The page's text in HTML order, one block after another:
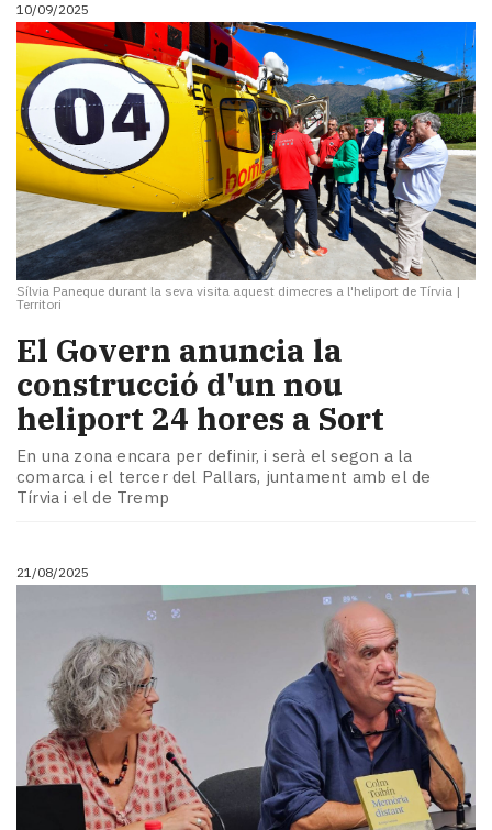
10/09/2025
Sílvia Paneque durant la seva visita aquest dimecres a l'heliport de Tírvia |
Territori
El Govern anuncia la
construcció d'un nou
heliport 24 hores a Sort
En una zona encara per definir, i serà el segon a la
comarca i el tercer del Pallars, juntament amb el de
Tírvia i el de Tremp
21/08/2025